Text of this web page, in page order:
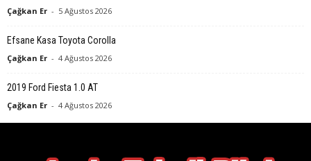
Çağkan Er - 5 Ağustos 2026
Efsane Kasa Toyota Corolla
Çağkan Er - 4 Ağustos 2026
2019 Ford Fiesta 1.0 AT
Çağkan Er - 4 Ağustos 2026